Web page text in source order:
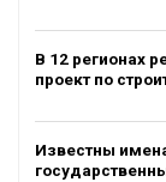
В 12 регионах
проект по
Известны